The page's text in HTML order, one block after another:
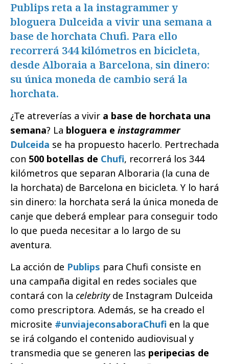
Publips reta a la instagrammer y
bloguera Dulceida a vivir una semana a
base de horchata Chufi. Para ello
recorrerá 344 kilómetros en bicicleta,
desde Alboraia a Barcelona, sin dinero:
su única moneda de cambio será la
horchata.
¿Te atreverías a vivir a base de horchata una
semana? La bloguera e instagrammer
Dulceida se ha propuesto hacerlo. Pertrechada
con 500 botellas de Chufi, recorrerá los 344
kilómetros que separan Alboraria (la cuna de
la horchata) de Barcelona en bicicleta. Y lo hará
sin dinero: la horchata será la única moneda de
canje que deberá emplear para conseguir todo
lo que pueda necesitar a lo largo de su
aventura.
La acción de Publips para Chufi consiste en
una campaña digital en redes sociales que
contará con la celebrity de Instagram Dulceida
como prescriptora. Además, se ha creado el
microsite #unviajeconsaboraChufi en la que
se irá colgando el contenido audiovisual y
transmedia que se generen las peripecias de